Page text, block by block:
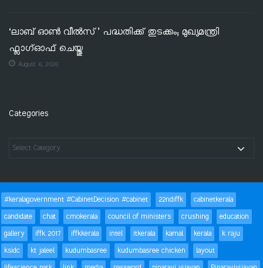
‘ലാബ് ഓൺ വീൽസ്’ പദ്ധതിക്ക് തുടക്കം; മുഖ്യമന്ത്രി
ഫ്ലാഗ്ഓഫ് ചെയ്തു
August 6, 2026
Categories
#keralagovernment #CabinetDecision #cabinet 22ndiffk
cabinetkerala
candidate
chat cmokerala council of ministers crushing
education
gallery
iffk 2017 iffkkerala intel itkerala kamal kerala
k raju
ksidc
kt jaleel kudumbasree kudumbasree chicken
layout